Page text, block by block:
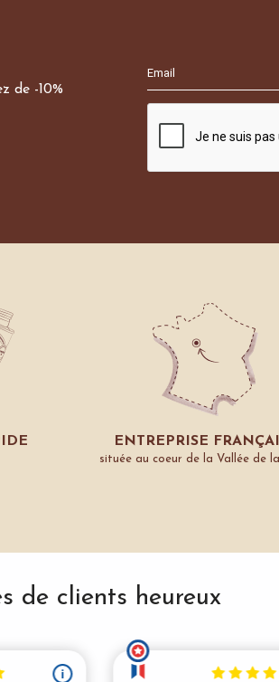
de -10%
ENTREPRISE
située au coeur de la Vallée de
de clients heureux